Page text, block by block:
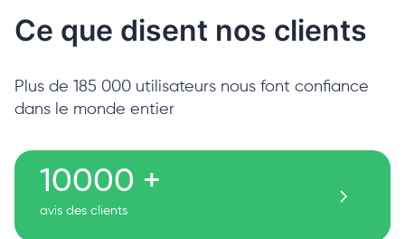
Ce que disent nos clients
Plus de 185 000 utilisateurs nous font confiance
dans le monde entier
10000 +
avis des clients